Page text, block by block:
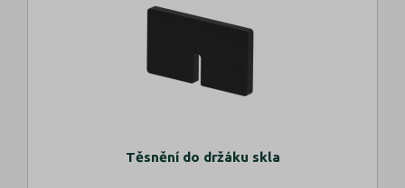
Těsnění do držáku skla